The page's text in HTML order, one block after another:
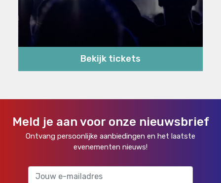
Bekijk tickets
Meld je aan voor onze nieuwsbrief
Ontvang persoonlijke aanbiedingen en het laatste
evenementen nieuws!